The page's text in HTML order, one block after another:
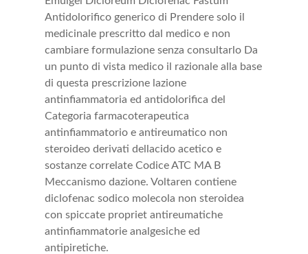
Antidolorifico generico di Prendere solo il
medicinale prescritto dal medico e non
cambiare formulazione senza consultarlo Da
un punto di vista medico il razionale alla base
di questa prescrizione lazione
antinfiammatoria ed antidolorifica del
Categoria farmacoterapeutica
antinfiammatorio e antireumatico non
steroideo derivati dellacido acetico e
sostanze correlate Codice ATC MA B
Meccanismo dazione. Voltaren contiene
diclofenac sodico molecola non steroidea
con spiccate propriet antireumatiche
antinfiammatorie analgesiche ed
antipiretiche.